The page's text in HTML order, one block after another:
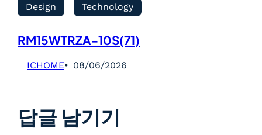
Design Technology
RM15WTRZA-10S(71)
ICHOME 08/06/2026
답글 남기기